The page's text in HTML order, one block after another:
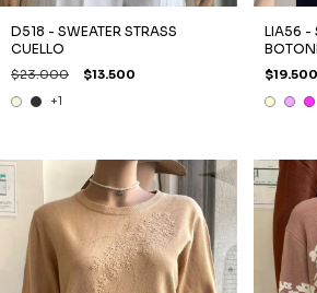
D518 - SWEATER STRASS
CUELLO
$23.000 $13.500
+1
LIA56 -
$19.500